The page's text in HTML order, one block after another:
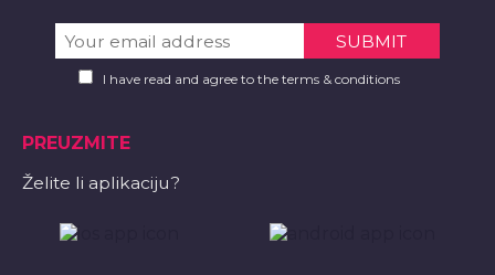
I have read and agree to the terms & conditions
PREUZMITE
Želite li aplikaciju?